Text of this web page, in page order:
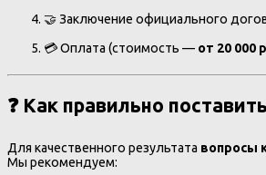
🤝 Заключение официального
💳 Оплата (стоимость — от 20 000
❓ Как правильно
Для качественного результата вопросы
Мы рекомендуем: